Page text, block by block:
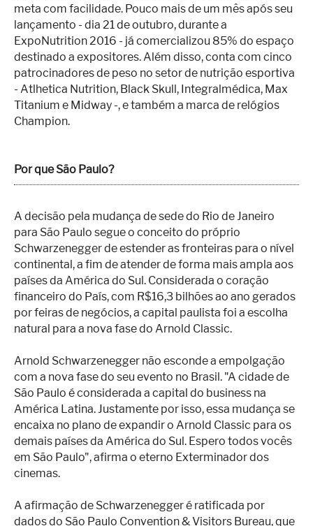
meta com facilidade. Pouco mais de um mês após seu
lançamento - dia 21 de outubro, durante a
ExpoNutrition 2016 - já comercializou 85% do espaço
destinado a expositores. Além disso, conta com cinco
patrocinadores de peso no setor de nutrição esportiva
- Atlhetica Nutrition, Black Skull, Integralmédica, Max
Titanium e Midway -, e também a marca de relógios
Champion.
Por que São Paulo?
A decisão pela mudança de sede do Rio de Janeiro
para São Paulo segue o conceito do próprio
Schwarzenegger de estender as fronteiras para o nível
continental, a fim de atender de forma mais ampla aos
países da América do Sul. Considerada o coração
financeiro do País, com R$16,3 bilhões ao ano gerados
por feiras de negócios, a capital paulista foi a escolha
natural para a nova fase do Arnold Classic.
Arnold Schwarzenegger não esconde a empolgação
com a nova fase do seu evento no Brasil. "A cidade de
São Paulo é considerada a capital do business na
América Latina. Justamente por isso, essa mudança se
encaixa no plano de expandir o Arnold Classic para os
demais países da América do Sul. Espero todos vocês
em São Paulo", afirma o eterno Exterminador dos
cinemas.
A afirmação de Schwarzenegger é ratificada por
dados do São Paulo Convention & Visitors Bureau, que